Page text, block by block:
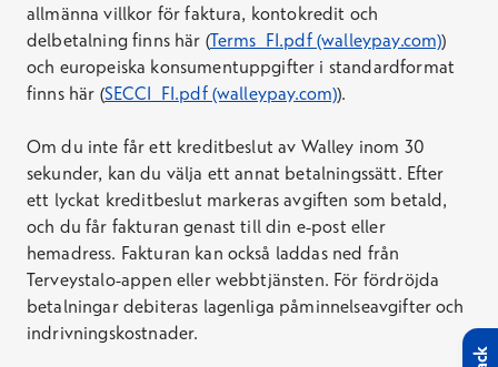
allmänna villkor för faktura, kontokredit och
delbetalning finns här (Terms_FI.pdf (walleypay.com))
och europeiska konsumentuppgifter i standardformat
finns här (SECCI_FI.pdf (walleypay.com)).
Om du inte får ett kreditbeslut av Walley inom 30
sekunder, kan du välja ett annat betalningssätt. Efter
ett lyckat kreditbeslut markeras avgiften som betald,
och du får fakturan genast till din e-post eller
hemadress. Fakturan kan också laddas ned från
Terveystalo-appen eller webbtjänsten. För fördröjda
betalningar debiteras lagenliga påminnelseavgifter och
indrivningskostnader.